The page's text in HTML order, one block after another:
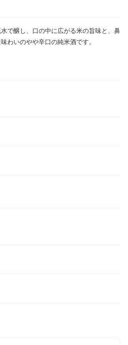
で醸し、口の中に広がる米の旨味と、鼻
わいのやや辛口の純米酒です。